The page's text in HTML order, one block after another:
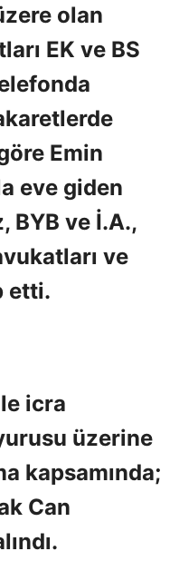
olan
EK ve BS
Emin
eve giden
BYB ve İ.A.,
ve
etti.
icra
üzerine
kapsamında;
Can